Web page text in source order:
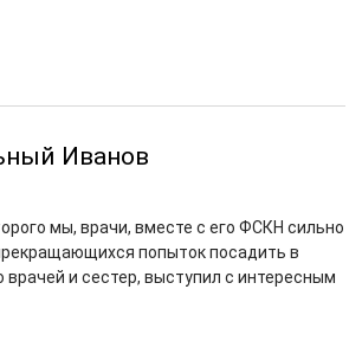
Иванов
мы, врачи, вместе с его ФСКН сильно
попыток посадить в
и сестер, выступил с интересным